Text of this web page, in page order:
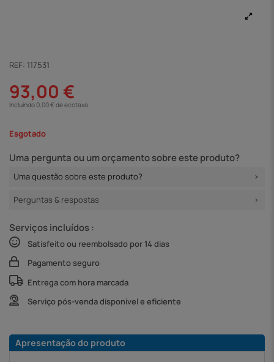
REF: 117531
93,00 €
Incluindo 0,00 € de ecotaxa
Esgotado
Uma pergunta ou um orçamento sobre este produto?
Uma questão sobre este produto?
Perguntas & respostas
Serviços incluídos :
Satisfeito ou reembolsado por 14 dias
Pagamento seguro
Entrega com hora marcada
Serviço pós-venda disponível e eficiente
Apresentação do produto